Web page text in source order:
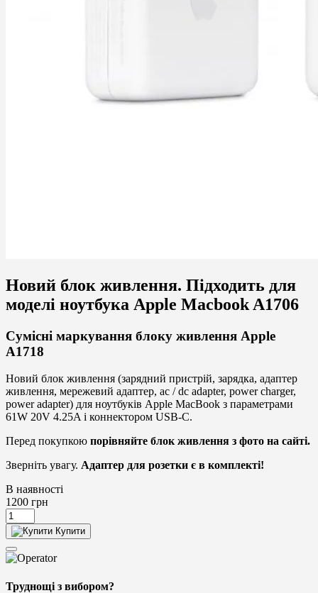
Новий блок живлення. Підходить для
моделі ноутбука Apple Macbook A1706
Сумісні маркування блоку живлення Apple
A1718
Новий блок живлення (зарядний пристрій, зарядка, адаптер
живлення, мережевий адаптер, ac / dc adapter, power charger,
power adapter) для ноутбуків Apple MacBook з параметрами
61W 20V 4.25A і коннектором USB-C.
Перед покупкою порівняйте блок живлення з фото на сайті.
Зверніть увагу. Адаптер для розетки є в комплекті!
В наявності
1200 грн
Купити
Труднощі з вибором?